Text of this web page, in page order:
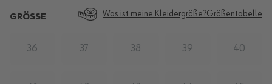
GRÖSSE Was ist meine Kleidergröße?Größentabelle
36 37 38 39 40